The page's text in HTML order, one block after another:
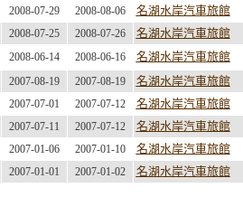
2008-07-29 2008-08-06 名湖水岸汽車旅館
2008-07-25 2008-07-26
名湖水岸汽車旅館
2008-06-14 2008-06-16 名湖水岸汽車旅館
2007-08-19 2007-08-19 名湖水岸汽車旅館
2007-07-01 2007-07-12 名湖水岸汽車旅館
2007-07-11 2007-07-12 名湖水岸汽車旅館
2007-01-06 2007-01-10 名湖水岸汽車旅館
2007-01-01 2007-01-02 名湖水岸汽車旅館